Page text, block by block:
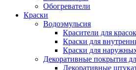
Обогреватели
Краски
Водоэмульсия
Красители для красок
Краски для
Краски для
Декоративные покрытия
Декоративные